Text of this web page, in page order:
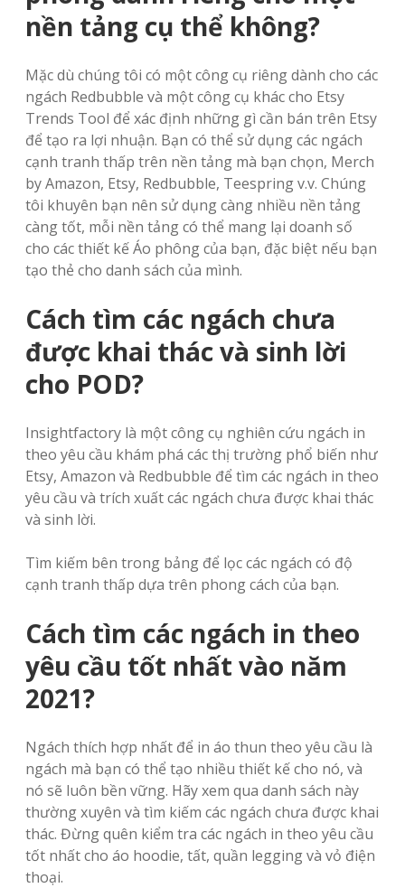
nền tảng cụ thể không?
Mặc dù chúng tôi có một công cụ riêng dành cho các
ngách Redbubble và một công cụ khác cho Etsy
Trends Tool để xác định những gì cần bán trên Etsy
để tạo ra lợi nhuận. Bạn có thể sử dụng các ngách
cạnh tranh thấp trên nền tảng mà bạn chọn, Merch
by Amazon, Etsy, Redbubble, Teespring v.v. Chúng
tôi khuyên bạn nên sử dụng càng nhiều nền tảng
càng tốt, mỗi nền tảng có thể mang lại doanh số
cho các thiết kế Áo phông của bạn, đặc biệt nếu bạn
tạo thẻ cho danh sách của mình.
Cách tìm các ngách chưa
được khai thác và sinh lời
cho POD?
Insightfactory là một công cụ nghiên cứu ngách in
theo yêu cầu khám phá các thị trường phổ biến như
Etsy, Amazon và Redbubble để tìm các ngách in theo
yêu cầu và trích xuất các ngách chưa được khai thác
và sinh lời.
Tìm kiếm bên trong bảng để lọc các ngách có độ
cạnh tranh thấp dựa trên phong cách của bạn.
Cách tìm các ngách in theo
yêu cầu tốt nhất vào năm
2021?
Ngách thích hợp nhất để in áo thun theo yêu cầu là
ngách mà bạn có thể tạo nhiều thiết kế cho nó, và
nó sẽ luôn bền vững. Hãy xem qua danh sách này
thường xuyên và tìm kiếm các ngách chưa được khai
thác. Đừng quên kiểm tra các ngách in theo yêu cầu
tốt nhất cho áo hoodie, tất, quần legging và vỏ điện
thoại.